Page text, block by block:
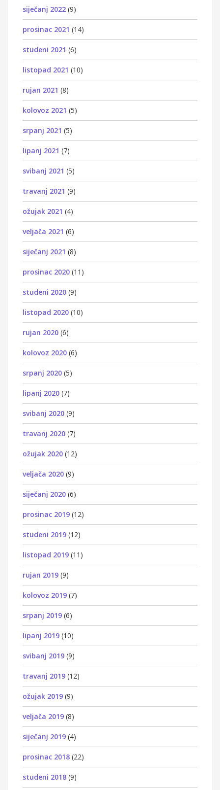
siječanj 2022 (9)
prosinac 2021 (14)
studeni 2021 (6)
listopad 2021 (10)
rujan 2021 (8)
kolovoz 2021 (5)
srpanj 2021 (5)
lipanj 2021 (7)
svibanj 2021 (5)
travanj 2021 (9)
ožujak 2021 (4)
veljača 2021 (6)
siječanj 2021 (8)
prosinac 2020 (11)
studeni 2020 (9)
listopad 2020 (10)
rujan 2020 (6)
kolovoz 2020 (6)
srpanj 2020 (5)
lipanj 2020 (7)
svibanj 2020 (9)
travanj 2020 (7)
ožujak 2020 (12)
veljača 2020 (9)
siječanj 2020 (6)
prosinac 2019 (12)
studeni 2019 (12)
listopad 2019 (11)
rujan 2019 (9)
kolovoz 2019 (7)
srpanj 2019 (6)
lipanj 2019 (10)
svibanj 2019 (9)
travanj 2019 (12)
ožujak 2019 (9)
veljača 2019 (8)
siječanj 2019 (4)
prosinac 2018 (22)
studeni 2018 (9)